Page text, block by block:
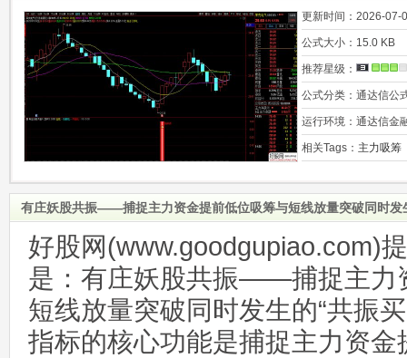
买点”
更新时间： 2026-07-
公式大小： 15.0 KB
推荐星级：
公式分类： 通达信公
运行环境： 通达信金
相关Tags： 主力吸筹
有庄妖股共振——捕捉主力资金提前低位吸筹与短线放量突破同时发
好股网(www.goodgupiao.com)
是：有庄妖股共振——捕捉主力
短线放量突破同时发生的“共振
指标的核心功能是捕捉主力资